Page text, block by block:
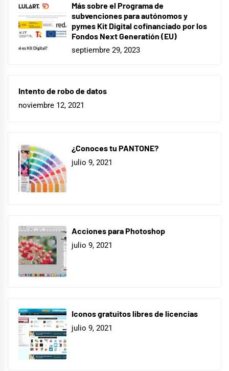
Más sobre el Programa de
subvenciones para autónomos y
pymes Kit Digital cofinanciado por los
Fondos Next Generatión (EU)
septiembre 29, 2023
Intento de robo de datos
noviembre 12, 2021
¿Conoces tu PANTONE?
julio 9, 2021
Acciones para Photoshop
julio 9, 2021
Iconos gratuitos libres de licencias
julio 9, 2021